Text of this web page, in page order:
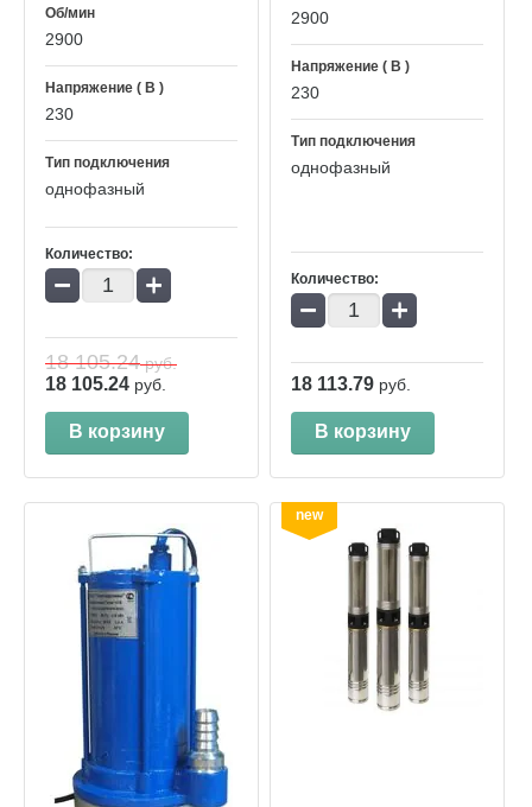
Об/мин
2900
Напряжение ( В )
230
Тип подключения
однофазный
Количество:
− +
18 105.24руб.
18 105.24 руб.
В корзину
2900
Напряжение ( В )
230
Тип подключения
однофазный
Количество:
− +
18 113.79 руб.
В корзину
new